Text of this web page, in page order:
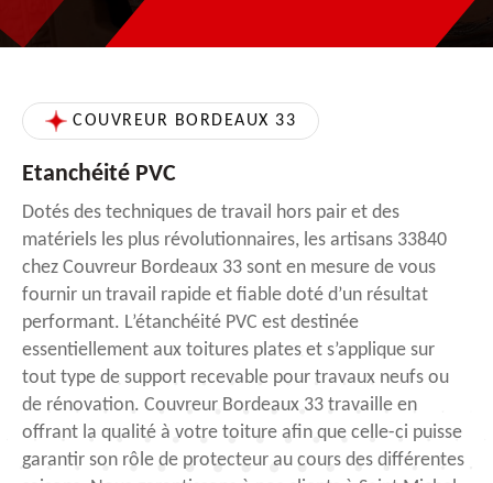
COUVREUR BORDEAUX 33
Etanchéité PVC
Dotés des techniques de travail hors pair et des
matériels les plus révolutionnaires, les artisans 33840
chez Couvreur Bordeaux 33 sont en mesure de vous
fournir un travail rapide et fiable doté d’un résultat
performant. L’étanchéité PVC est destinée
essentiellement aux toitures plates et s’applique sur
tout type de support recevable pour travaux neufs ou
de rénovation. Couvreur Bordeaux 33 travaille en
offrant la qualité à votre toiture afin que celle-ci puisse
garantir son rôle de protecteur au cours des différentes